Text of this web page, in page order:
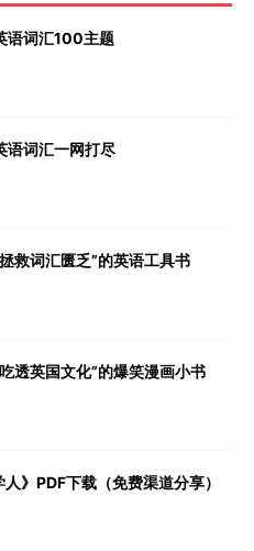
语词汇100主题
语词汇一网打尽
救词汇匮乏”的英语工具书
透英国文化”的爆笑漫画小书
》PDF下载（免费渠道分享）